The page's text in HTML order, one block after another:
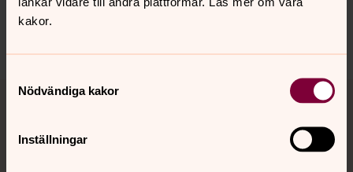
kakor.
Nödvändiga kakor
Inställningar
ystad-sovestads.forsamling@svenskakyrkan.se
Tillbaka till toppen
Tillbaka till innehållet